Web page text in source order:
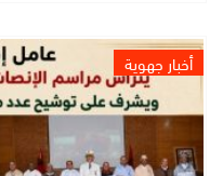
أخبار جهوية